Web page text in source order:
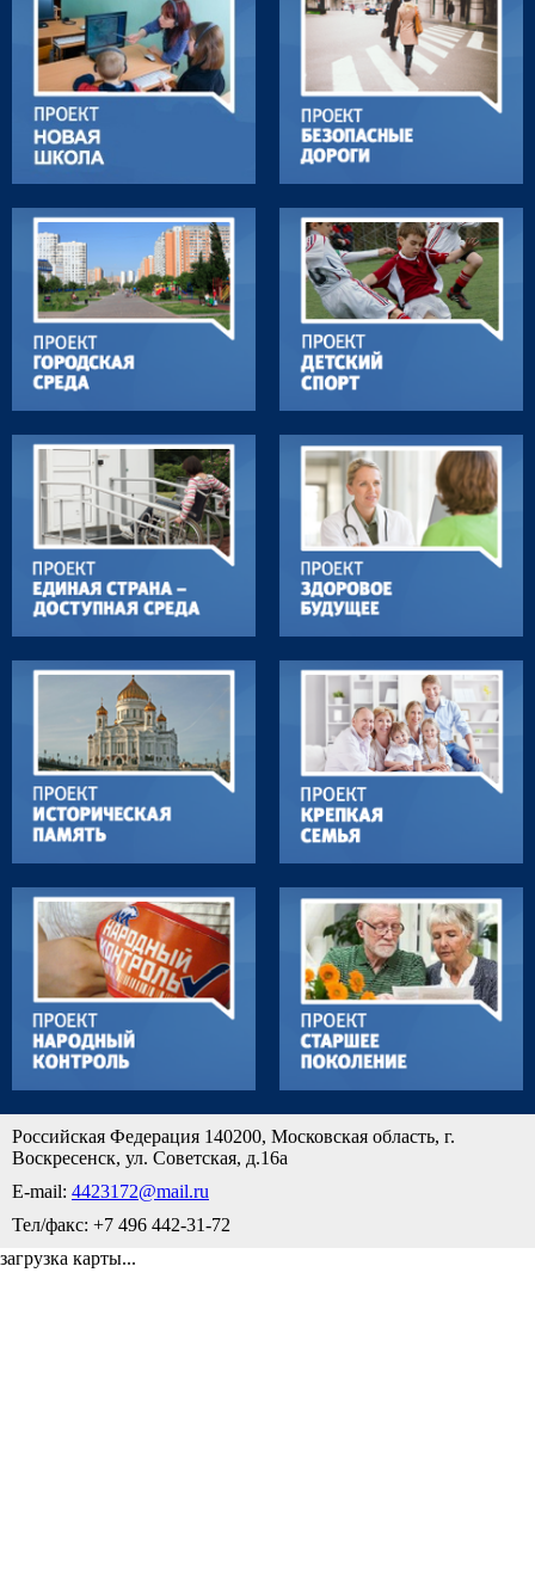
Российская Федерация 140200, Московская область, г.
Воскресенск, ул. Советская, д.16а
E-mail: 4423172@mail.ru
Тел/факс: +7 496 442-31-72
загрузка карты...